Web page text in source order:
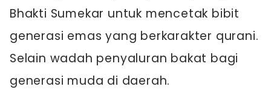
Bhakti Sumekar untuk mencetak bibit
generasi emas yang berkarakter qurani.
Selain wadah penyaluran bakat bagi
generasi muda di daerah.